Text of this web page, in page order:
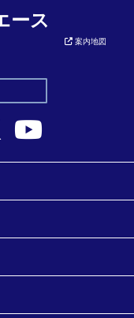
ース
案内地図